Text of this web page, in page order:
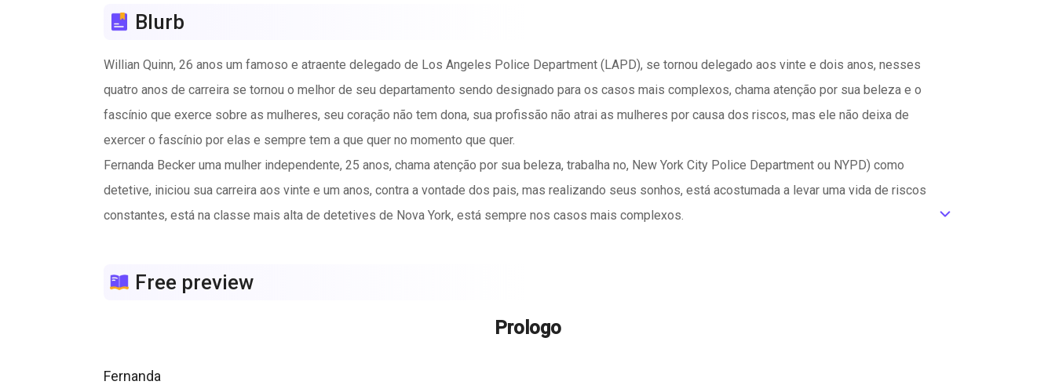
Blurb
Willian Quinn, 26 anos um famoso e atraente delegado de Los Angeles Police Department (LAPD), se tornou delegado aos vinte e dois anos, nesses
quatro anos de carreira se tornou o melhor de seu departamento sendo designado para os casos mais complexos, chama atenção por sua beleza e o
fascínio que exerce sobre as mulheres, seu coração não tem dona, sua profissão não atrai as mulheres por causa dos riscos, mas ele não deixa de
exercer o fascínio por elas e sempre tem a que quer no momento que quer.
Fernanda Becker uma mulher independente, 25 anos, chama atenção por sua beleza, trabalha no, New York City Police Department ou NYPD) como
detetive, iniciou sua carreira aos vinte e um anos, contra a vontade dos pais, mas realizando seus sonhos, está acostumada a levar uma vida de riscos
constantes, está na classe mais alta de detetives de Nova York, está sempre nos casos mais complexos.
Ela não está focada na carreira e não pensa em relacionamentos, mas adora um encontro casual e um bom sexo sem compromisso, isso até ter um
encontro com o delegado Quinn, uma chama da paixão acende entre os dois e ali nasce um amor, será que os dois irão assumir esse romance, ou optarão
ic_default
Free preview
Prologo
Fernanda